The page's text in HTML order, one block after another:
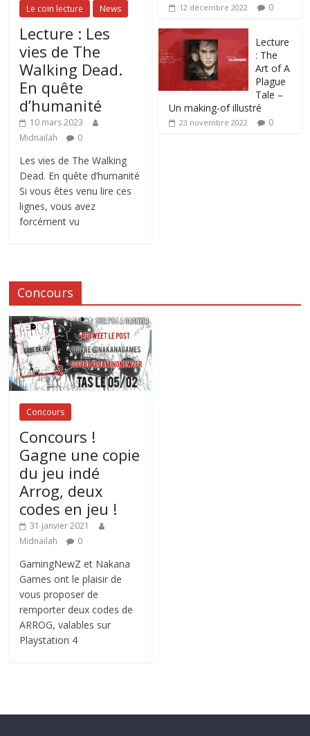
Le coin lecture News
Lecture : Les
vies de The
Walking Dead.
En quête
d’humanité
10 mars 2023
Midnailah
0
Les vies de The Walking
Dead. En quête d’humanité
Si vous êtes venu lire ces
lignes, vous avez
forcément vu
12 décembre 2022 0
Lecture
: The
Art of A
Plague
Tale –
Un making-of illustré
23 novembre 2022 0
Concours
Concours
Concours !
Gagne une copie
du jeu indé
Arrog, deux
codes en jeu !
31 janvier 2021
Midnailah
0
GamingNewZ et Nakana
Games ont le plaisir de
vous proposer de
remporter deux codes de
ARROG, valables sur
Playstation 4